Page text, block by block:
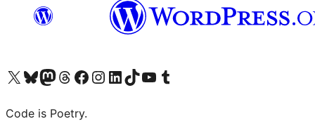
Bezoek ons X (voorheen Twitter) account
Bezoek onze Bluesky account
Bezoek ons Mastodon account
Bezoek onze Threads account
Onze Facebookpagina bezoeken
Bezoek onze Instagram account
Bezoek onze LinkedIn account
Bezoek onze TikTok account
Bezoek ons YouTube kanaalBezoek onze Tumblr account
Code is Poetry.